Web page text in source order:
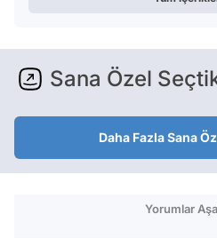
Sana Özel
Daha Fazla Sana
Yorumlar